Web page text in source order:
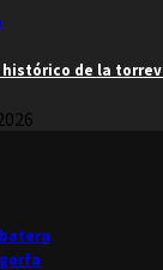
de la